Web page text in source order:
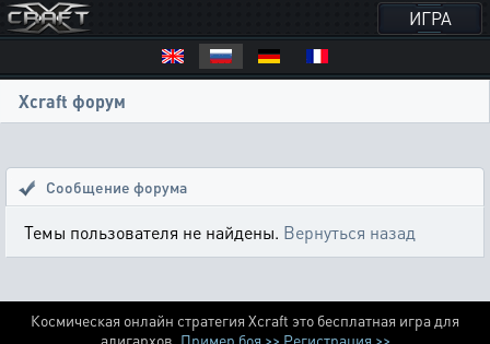
ИГРА
Xcraft форум
Сообщение форума
Темы пользователя не найдены. Вернуться назад
Космическая онлайн стратегия Xcraft это бесплатная игра для
алигархов. Пример боя >> Регистрация >>